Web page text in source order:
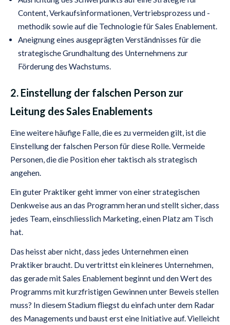
Content, Verkaufsinformationen, Vertriebsprozess und -
methodik sowie auf die Technologie für Sales Enablement.
Aneignung eines ausgeprägten Verständnisses für die
strategische Grundhaltung des Unternehmens zur
Förderung des Wachstums.
2. Einstellung der falschen Person zur
Leitung des Sales Enablements
Eine weitere häufige Falle, die es zu vermeiden gilt, ist die
Einstellung der falschen Person für diese Rolle. Vermeide
Personen, die die Position eher taktisch als strategisch
angehen.
Ein guter Praktiker geht immer von einer strategischen
Denkweise aus an das Programm heran und stellt sicher, dass
jedes Team, einschliesslich Marketing, einen Platz am Tisch
hat.
Das heisst aber nicht, dass jedes Unternehmen einen
Praktiker braucht. Du vertrittst ein kleineres Unternehmen,
das gerade mit Sales Enablement beginnt und den Wert des
Programms mit kurzfristigen Gewinnen unter Beweis stellen
muss? In diesem Stadium fliegst du einfach unter dem Radar
des Managements und baust erst eine Initiative auf. Vielleicht